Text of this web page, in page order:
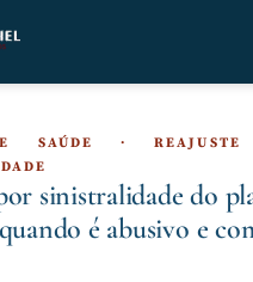
SAÚDE · REAJUSTE
sinistralidade do
é abusivo e